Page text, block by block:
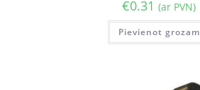
€0.31 (ar PVN)
Pievienot grozam